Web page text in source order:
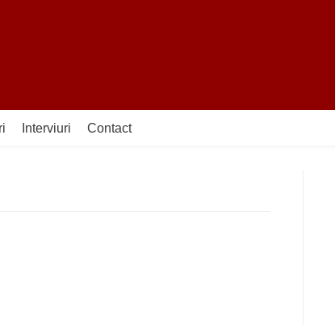
Interviuri Contact